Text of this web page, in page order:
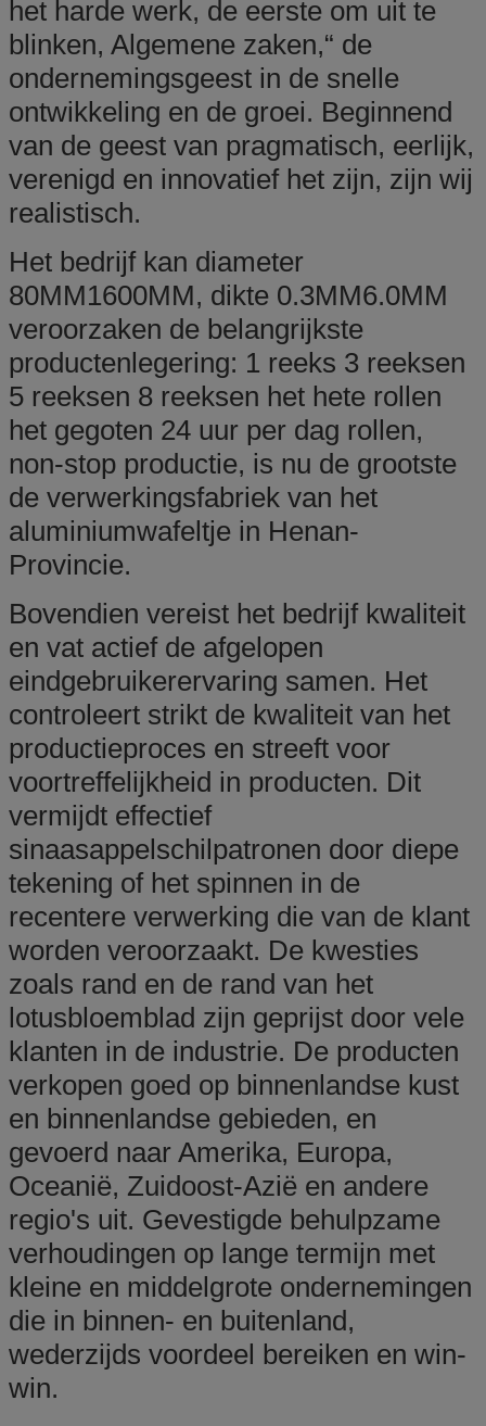
het harde werk, de eerste om uit te
blinken, Algemene zaken,“ de
ondernemingsgeest in de snelle
ontwikkeling en de groei. Beginnend
van de geest van pragmatisch, eerlijk,
verenigd en innovatief het zijn, zijn wij
realistisch.
Het bedrijf kan diameter
80MM1600MM, dikte 0.3MM6.0MM
veroorzaken de belangrijkste
productenlegering: 1 reeks 3 reeksen
5 reeksen 8 reeksen het hete rollen
het gegoten 24 uur per dag rollen,
non-stop productie, is nu de grootste
de verwerkingsfabriek van het
aluminiumwafeltje in Henan-
Provincie.
Bovendien vereist het bedrijf kwaliteit
en vat actief de afgelopen
eindgebruikerervaring samen. Het
controleert strikt de kwaliteit van het
productieproces en streeft voor
voortreffelijkheid in producten. Dit
vermijdt effectief
sinaasappelschilpatronen door diepe
tekening of het spinnen in de
recentere verwerking die van de klant
worden veroorzaakt. De kwesties
zoals rand en de rand van het
lotusbloemblad zijn geprijst door vele
klanten in de industrie. De producten
verkopen goed op binnenlandse kust
en binnenlandse gebieden, en
gevoerd naar Amerika, Europa,
Oceanië, Zuidoost-Azië en andere
regio's uit. Gevestigde behulpzame
verhoudingen op lange termijn met
kleine en middelgrote ondernemingen
die in binnen- en buitenland,
wederzijds voordeel bereiken en win-
win.